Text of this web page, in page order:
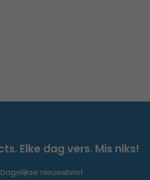
Elke dag vers. Mis niks!
Dagelijkse nieuwsbrief